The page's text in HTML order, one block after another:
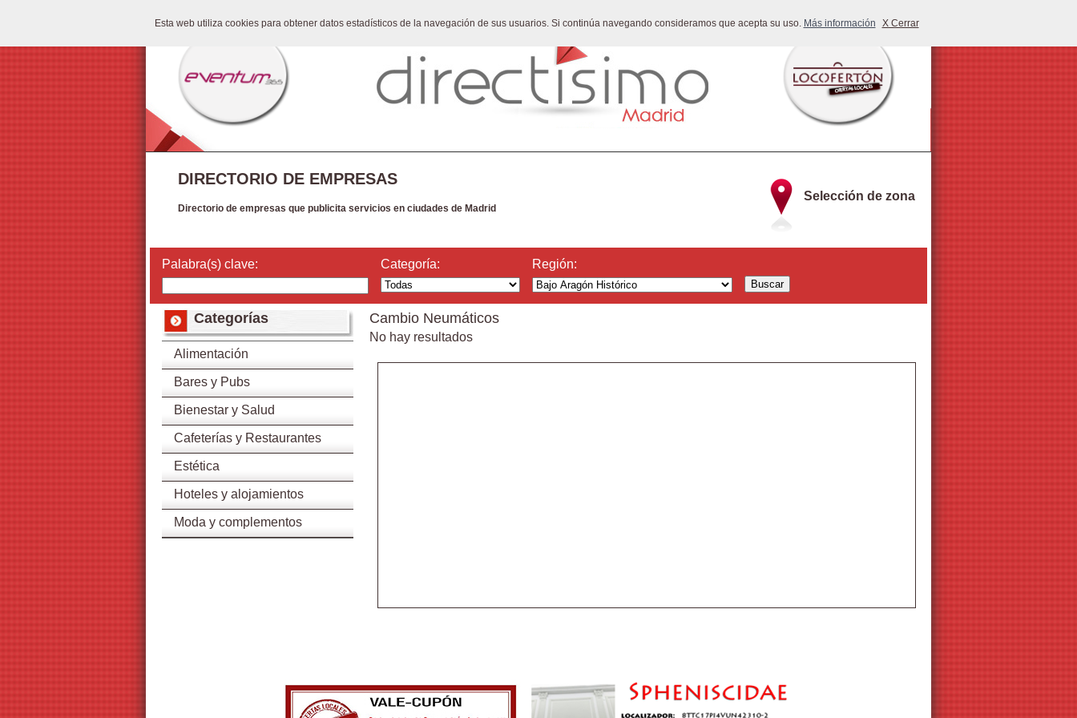
Esta web utiliza cookies para obtener datos estadísticos de la navegación de sus usuarios. Si continúa navegando consideramos que acepta su uso. Más información X Cerrar
Selección de zona
DIRECTORIO DE EMPRESAS
Directorio de empresas que publicita servicios en ciudades de Madrid
Palabra(s) clave: Categoría: Región:
Categorías
Alimentación
Bares y Pubs
Bienestar y Salud
Cafeterías y Restaurantes
Estética
Hoteles y alojamientos
Moda y complementos
Cambio Neumáticos
No hay resultados